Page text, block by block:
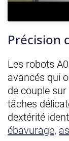
Précision
Les robots
avancés qui
de couple
tâches
dextérité
ébavurage,